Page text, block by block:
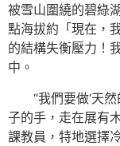
被雪山圍繞的碧綠
點海拔約「現在，
的結構失衡壓力！
中。
“我們要做‘天
子的手，走在展有
課教員，特地選擇